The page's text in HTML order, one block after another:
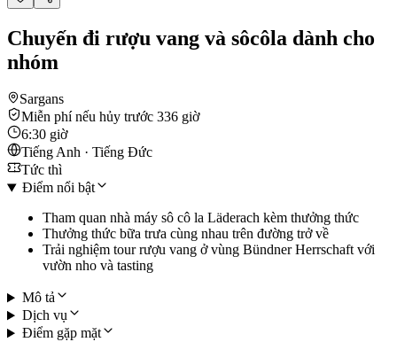
Chuyến đi rượu vang và sôcôla dành cho
nhóm
Sargans
Miễn phí nếu hủy trước 336 giờ
6:30 giờ
Tiếng Anh · Tiếng Đức
Tức thì
Điểm nổi bật
Tham quan nhà máy sô cô la Läderach kèm thưởng thức
Thưởng thức bữa trưa cùng nhau trên đường trở về
Trải nghiệm tour rượu vang ở vùng Bündner Herrschaft với
vườn nho và tasting
Mô tả
Dịch vụ
Điểm gặp mặt